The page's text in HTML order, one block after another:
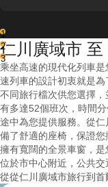
1
2
3
仁川廣域市
乘坐高速的現代化列車
速列車的設計初衷就是
不同旅行檔次供您選擇
有多達52個班次，時間
途中為您提供服務。從
備了舒適的座椅，保證
擁有寬闊的全景車窗，
位於市中心附近，公共
從從仁川廣域市旅行到首